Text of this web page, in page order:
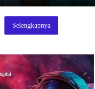
Selengkapnya